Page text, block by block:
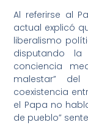
Al referirse al
actual explicó
liberalismo
disputando
conciencia
malestar”
coexistencia
el Papa no
de pueblo”